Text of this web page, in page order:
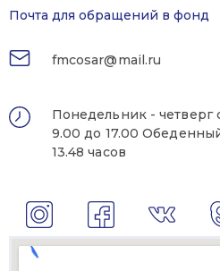
Почта для обращений в фонд
fmcosar@mail.ru
Понедельник - четверг
9.00 до 17.00
13.48 часов